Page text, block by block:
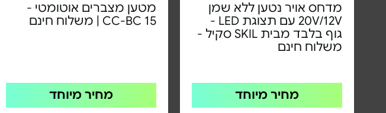
מדחס אויר נטען ללא שמן
20V/12V עם תצוגת LED -
גוף בלבד מבית SKIL סקיל -
משלוח חינם
מחיר מיוחד
מטען מצברים אוטומטי -
CC-BC 15 | משלוח חינם
מחיר מיוחד